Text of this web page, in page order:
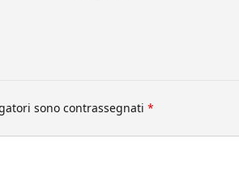
sono contrassegnati*